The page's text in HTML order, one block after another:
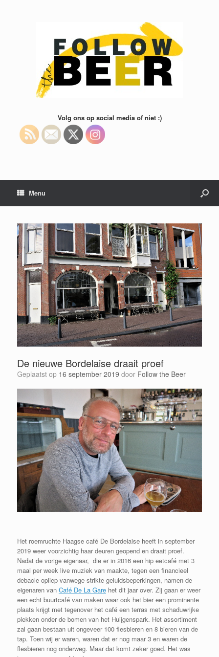
Volg ons op social media of niet :)
Menu
De nieuwe Bordelaise draait proef
Geplaatst op 16 september 2019 door Follow the Beer
Het roemruchte Haagse café De Bordelaise heeft in september
2019 weer voorzichtig haar deuren geopend en draait proef.
Nadat de vorige eigenaar, die er in 2016 een hip eetcafé met 3
maal per week live muziek van maakte, tegen een financieel
debacle opliep vanwege strikte geluidsbeperkingen, namen de
eigenaren van Café De La Gare het dit jaar over. Zij gaan er weer
een echt buurtcafé van maken waar ook het bier een prominente
plaats krijgt met tegenover het café een terras met schaduwrijke
plekken onder de bomen van het Huijgenspark. Het assortiment
zal gaan bestaan uit ongeveer 100 flesbieren en 8 bieren van de
tap. Toen wij er waren, waren dat er nog maar 3 en waren de
flesbieren nog onderweg. Maar dat komt zeker goed. Het was